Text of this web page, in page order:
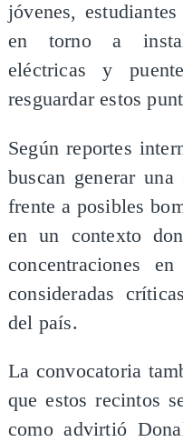
jóvenes,
en torno a
eléctricas y
resguardar estos
Según reportes
buscan generar
frente a posibles
en un contexto
concentraciones
consideradas
del país.
La convocatoria
que estos recintos
como advirtió